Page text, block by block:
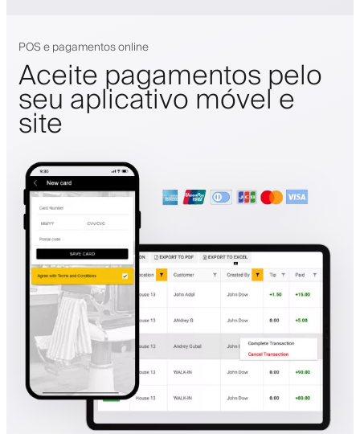
POS e pagamentos online
Aceite pagamentos pelo
seu aplicativo móvel e
site